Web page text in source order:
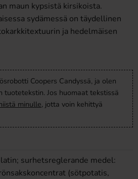
maun kypsistä kirsikoista.
sydämessä on täydellinen
ja hedelmäisen
Coopers Candyssä, ja olen
tuotetekstin. Jos huomaat tekstissä
minulle, jotta voin kehittyä
surhetsreglerande medel:
(sötpotatis,